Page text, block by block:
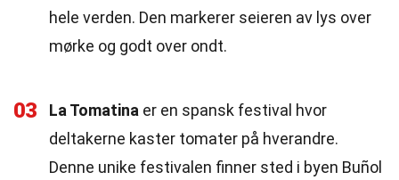
hele verden. Den markerer seieren av lys over
mørke og godt over ondt.
03 La Tomatina er en spansk festival hvor
deltakerne kaster tomater på hverandre.
Denne unike festivalen finner sted i byen Buñol